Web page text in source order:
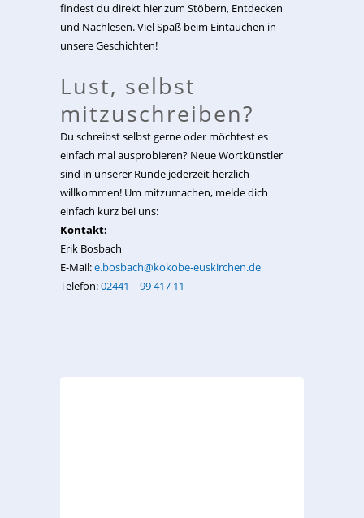
findest du direkt hier zum Stöbern, Entdecken
und Nachlesen. Viel Spaß beim Eintauchen in
unsere Geschichten!
Lust, selbst
mitzuschreiben?
Du schreibst selbst gerne oder möchtest es
einfach mal ausprobieren? Neue Wortkünstler
sind in unserer Runde jederzeit herzlich
willkommen! Um mitzumachen, melde dich
einfach kurz bei uns:
Kontakt:
Erik Bosbach
E-Mail:e.bosbach@kokobe-euskirchen.de
Telefon:02441 – 99 417 11